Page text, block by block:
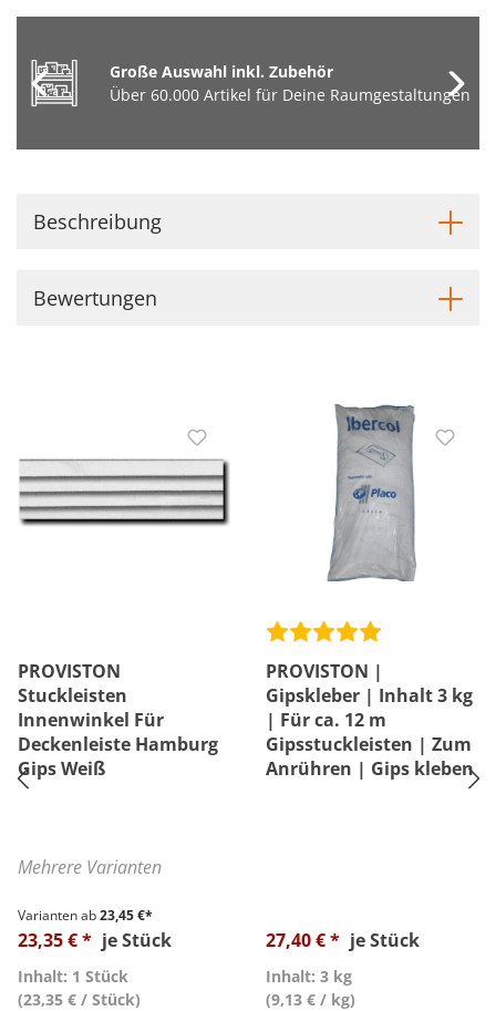
Große Auswahl inkl. Zubehör
Über 60.000 Artikel für Deine Raumgestaltungen
Beschreibung
Bewertungen
PROVISTON
Stuckleisten
Innenwinkel Für
Deckenleiste Hamburg
Gips Weiß
Mehrere Varianten
Varianten ab23,45 €*
23,35 € * je Stück
Inhalt: 1 Stück
(23,35 € / Stück)
PROVISTON |
Gipskleber | Inhalt 3 kg
| Für ca. 12 m
Gipsstuckleisten | Zum
Anrühren | Gips kleben
27,40 € * je Stück
Inhalt: 3 kg
(9,13 € / kg)